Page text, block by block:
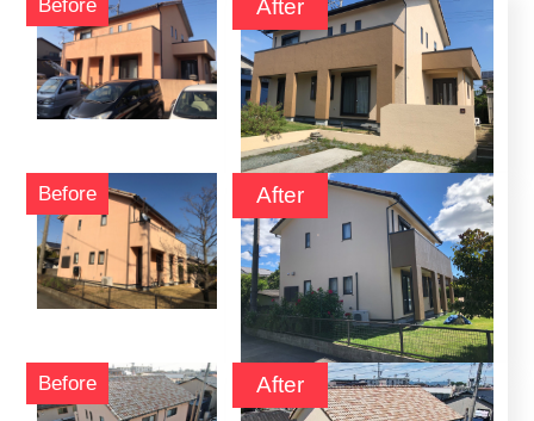
料金
施工実績
6つの理由